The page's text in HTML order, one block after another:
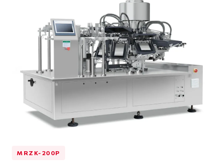
MRZK-200P